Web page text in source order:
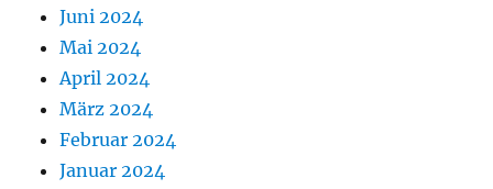
Juni 2024
Mai 2024
April 2024
März 2024
Februar 2024
Januar 2024